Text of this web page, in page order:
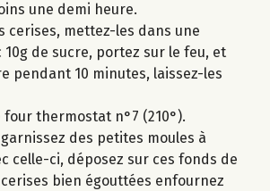
une demi heure.
cerises, mettez-les dans une
10g de sucre, portez sur le feu, et
pendant 10 minutes, laissez-les
four thermostat n°7 (210°).
des petites moules à
celle-ci, déposez sur ces fonds de
bien égouttées enfournez